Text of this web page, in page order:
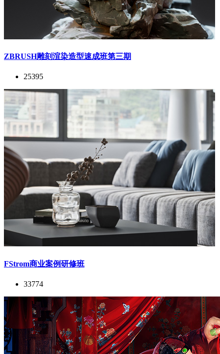
ZBRUSH雕刻渲染造型速成班第三期
25395
FStrom商业案例研修班
33774